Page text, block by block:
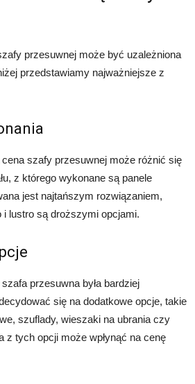
przesuwnej może być uzależniona
przedstawiamy najważniejsze z
szafy przesuwnej może różnić się
z którego wykonane są panele
jest najtańszym rozwiązaniem,
i lustro są droższymi opcjami.
przesuwna była bardziej
się na dodatkowe opcje, takie
szuflady, wieszaki na ubrania czy
z tych opcji może wpłynąć na cenę